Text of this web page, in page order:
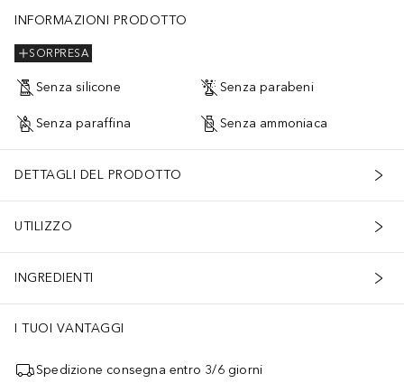
INFORMAZIONI PRODOTTO
SORPRESA
Senza silicone Senza parabeni
Senza paraffina Senza ammoniaca
DETTAGLI DEL PRODOTTO
UTILIZZO
INGREDIENTI
I TUOI VANTAGGI
Spedizione consegna entro 3/6 giorni